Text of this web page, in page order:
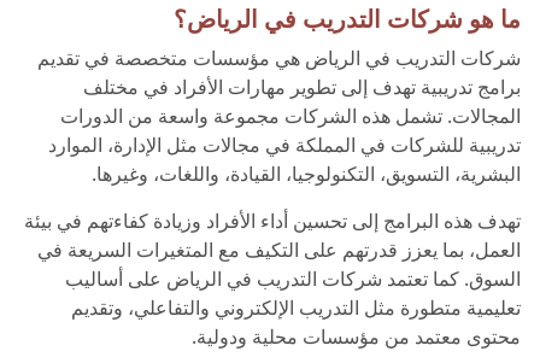
ما هو شركات التدريب في الرياض؟
شركات التدريب في الرياض هي مؤسسات متخصصة في تقديم
برامج تدريبية تهدف إلى تطوير مهارات الأفراد في مختلف
المجالات. تشمل هذه الشركات مجموعة واسعة من الدورات
تدريبية للشركات في المملكة في مجالات مثل الإدارة، الموارد
البشرية، التسويق، التكنولوجيا، القيادة، واللغات، وغيرها.
تهدف هذه البرامج إلى تحسين أداء الأفراد وزيادة كفاءتهم في بيئة
العمل، بما يعزز قدرتهم على التكيف مع المتغيرات السريعة في
السوق. كما تعتمد شركات التدريب في الرياض على أساليب
تعليمية متطورة مثل التدريب الإلكتروني والتفاعلي، وتقديم
محتوى معتمد من مؤسسات محلية ودولية.